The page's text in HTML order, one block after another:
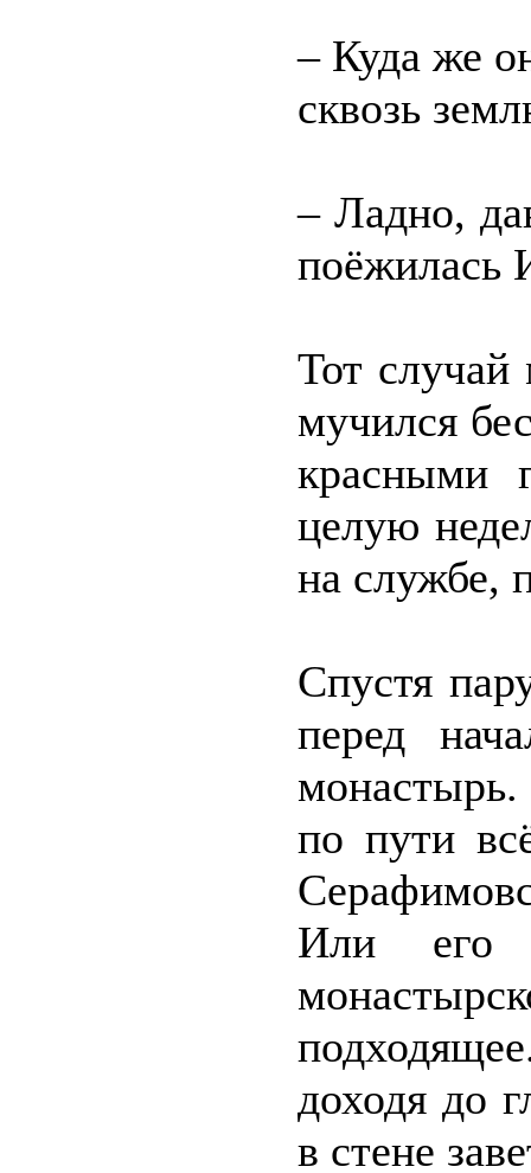
– Куда же
сквозь
– Ладно,
поёжилась
Тот случай
мучился
красными
целую
на службе,
Спустя
перед
по пути
Или его
доходя до
в стене